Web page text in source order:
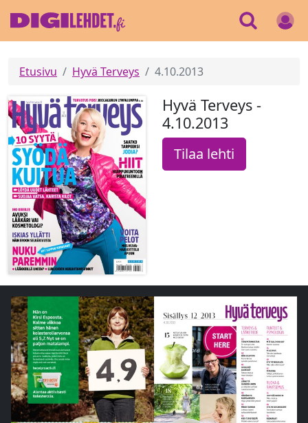
Etusivu Hyvä Terveys 4.10.2013
Hyvä Terveys -
4.10.2013
Tilaa lehti